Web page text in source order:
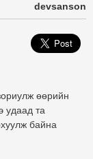
devsanson
өөрийн
удаад та
байна